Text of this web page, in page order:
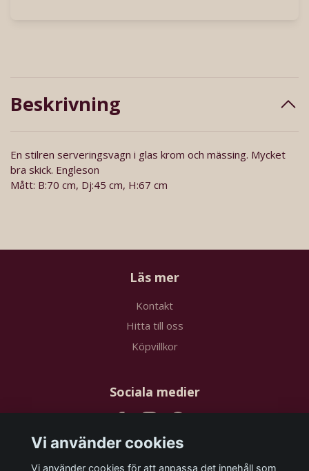
Beskrivning
En stilren serveringsvagn i glas krom och mässing. Mycket
bra skick. Engleson
Mått: B:70 cm, Dj:45 cm, H:67 cm
Läs mer
Kontakt
Hitta till oss
Köpvillkor
Sociala medier
Vi använder cookies
Vi använder cookies för att anpassa det innehåll som